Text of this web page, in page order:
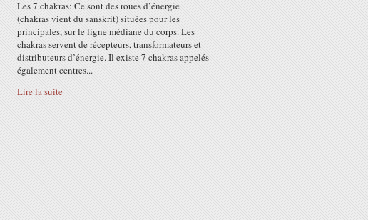
Les 7 chakras: Ce sont des roues d’énergie
(chakras vient du sanskrit) situées pour les
principales, sur le ligne médiane du corps. Les
chakras servent de récepteurs, transformateurs et
distributeurs d’énergie. Il existe 7 chakras appelés
également centres...
Lire la suite